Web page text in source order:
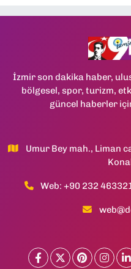
İzmir son dakika haber,
bölgesel, spor, turizm,
güncel haberler
Umur Bey mah., Liman
Web: +90 232